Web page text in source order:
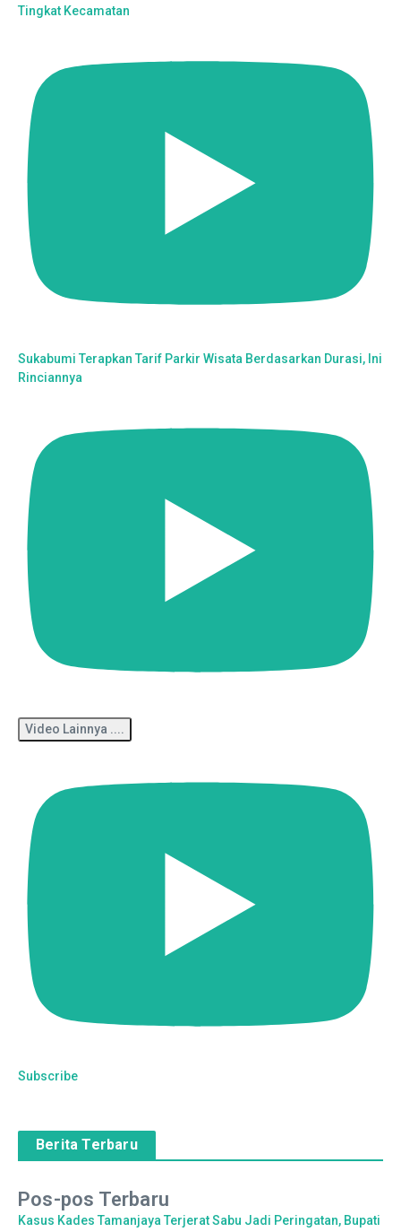
Tingkat Kecamatan
Sukabumi Terapkan Tarif Parkir Wisata Berdasarkan Durasi, Ini
Rinciannya
Video Lainnya ....
Subscribe
Berita Terbaru
Pos-pos Terbaru
Kasus Kades Tamanjaya Terjerat Sabu Jadi Peringatan, Bupati